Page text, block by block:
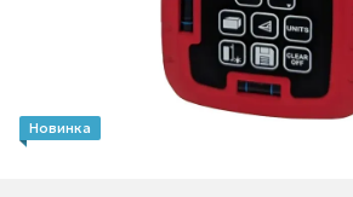
Новинка